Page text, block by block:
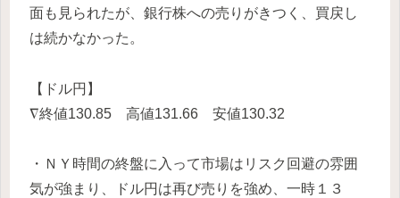
面も見られたが、銀行株への売りがきつく、買戻し
は続かなかった。
【ドル円】
∇終値130.85 高値131.66 安値130.32
・ＮＹ時間の終盤に入って市場はリスク回避の雰囲
気が強まり、ドル円は再び売りを強め、一時１３